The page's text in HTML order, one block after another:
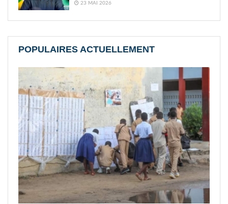
23 MAI 2026
POPULAIRES ACTUELLEMENT